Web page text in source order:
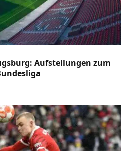
Aufstellungen zum